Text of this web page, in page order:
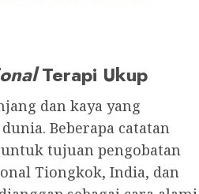
Terapi Ukup
dan kaya yang
Beberapa catatan
tujuan pengobatan
Tiongkok, India, dan